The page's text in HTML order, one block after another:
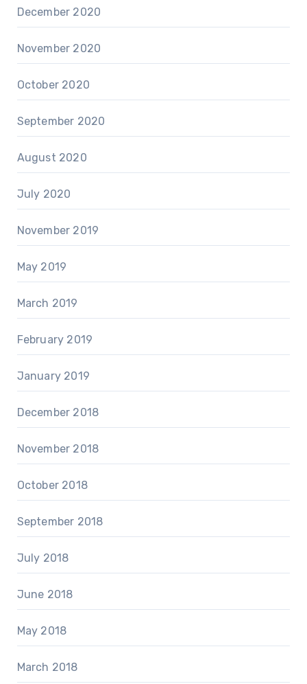
December 2020
November 2020
October 2020
September 2020
August 2020
July 2020
November 2019
May 2019
March 2019
February 2019
January 2019
December 2018
November 2018
October 2018
September 2018
July 2018
June 2018
May 2018
March 2018